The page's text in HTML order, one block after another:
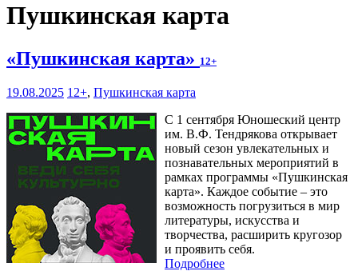
Пушкинская карта
«Пушкинская карта» 12+
19.08.2025 12+, Пушкинская карта
С 1 сентября Юношеский центр
им. В.Ф. Тендрякова открывает
новый сезон увлекательных и
познавательных мероприятий в
рамках программы «Пушкинская
карта». Каждое событие – это
возможность погрузиться в мир
литературы, искусства и
творчества, расширить кругозор
и проявить себя.
Подробнее